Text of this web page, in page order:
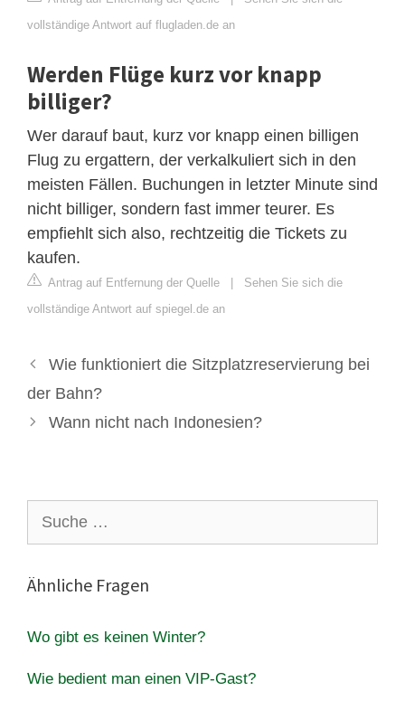
vollständige Antwort auf flugladen.de an
Werden Flüge kurz vor knapp
billiger?
Wer darauf baut, kurz vor knapp einen billigen
Flug zu ergattern, der verkalkuliert sich in den
meisten Fällen. Buchungen in letzter Minute sind
nicht billiger, sondern fast immer teurer. Es
empfiehlt sich also, rechtzeitig die Tickets zu
kaufen.
Antrag auf Entfernung der Quelle | Sehen Sie sich die
vollständige Antwort auf spiegel.de an
Wie funktioniert die Sitzplatzreservierung bei
der Bahn?
Wann nicht nach Indonesien?
nach:
Ähnliche Fragen
Wo gibt es keinen Winter?
Wie bedient man einen VIP-Gast?